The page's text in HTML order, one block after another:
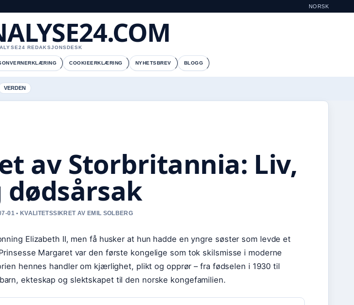
NORSK
REDAKSJONSDESK
COOKIEERKLÆRING NYHETSBREV BLOGG
VERDEN
av Storbritannia: Liv,
dødsårsak
01 • KVALITETSSIKRET AV EMIL SOLBERG
Elizabeth II, men få husker at hun hadde en yngre søster som levde et
Margaret var den første kongelige som tok skilsmisse i moderne
hennes handler om kjærlighet, plikt og opprør – fra fødselen i 1930 til
ekteskap og slektskapet til den norske kongefamilien.